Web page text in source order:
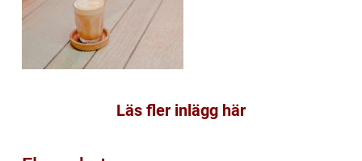
Läs fler inlägg här